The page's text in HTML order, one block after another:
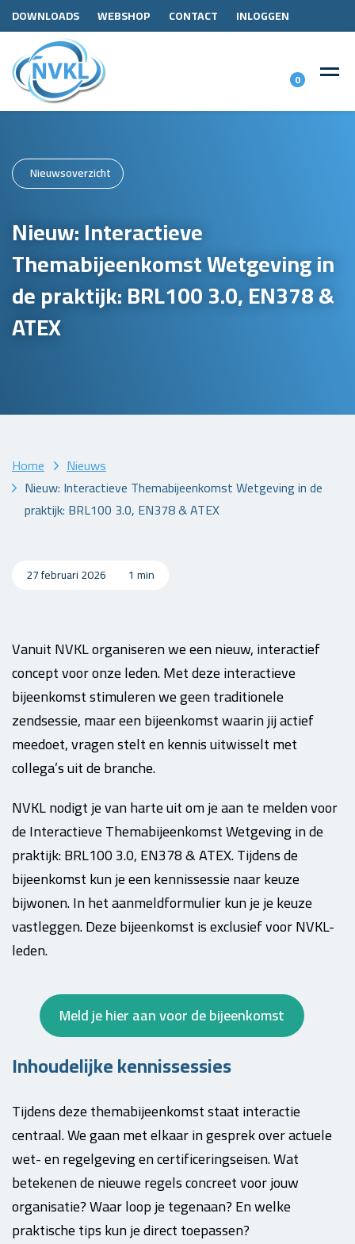
DOWNLOADS WEBSHOP CONTACT INLOGGEN
0
Nieuwsoverzicht
Nieuw: Interactieve
Themabijeenkomst Wetgeving in
de praktijk: BRL100 3.0, EN378 &
ATEX
Home
Nieuws
Nieuw: Interactieve Themabijeenkomst Wetgeving in de
praktijk: BRL100 3.0, EN378 & ATEX
27 februari 2026 1 min
Vanuit NVKL organiseren we een nieuw, interactief
concept voor onze leden. Met deze interactieve
bijeenkomst stimuleren we geen traditionele
zendsessie, maar een bijeenkomst waarin jij actief
meedoet, vragen stelt en kennis uitwisselt met
collega’s uit de branche.
NVKL nodigt je van harte uit om je aan te melden voor
de Interactieve Themabijeenkomst Wetgeving in de
praktijk: BRL100 3.0, EN378 & ATEX. Tijdens de
bijeenkomst kun je een kennissessie naar keuze
bijwonen. In het aanmeldformulier kun je je keuze
vastleggen. Deze bijeenkomst is exclusief voor NVKL-
leden.
Meld je hier aan voor de bijeenkomst
Inhoudelijke kennissessies
Tijdens deze themabijeenkomst staat interactie
centraal. We gaan met elkaar in gesprek over actuele
wet- en regelgeving en certificeringseisen. Wat
betekenen de nieuwe regels concreet voor jouw
organisatie? Waar loop je tegenaan? En welke
praktische tips kun je direct toepassen?